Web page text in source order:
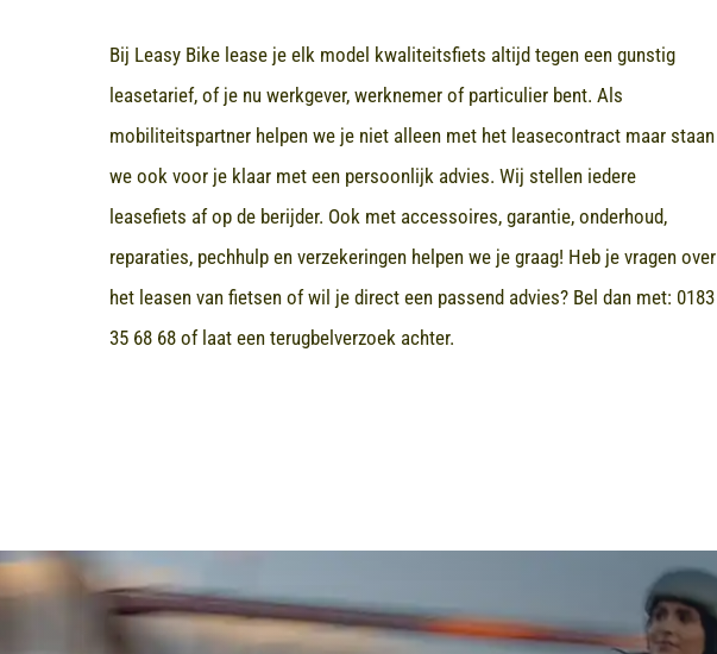
Bij Leasy Bike lease je elk model kwaliteitsfiets altijd tegen een gunstig
leasetarief, of je nu werkgever, werknemer of particulier bent. Als
mobiliteitspartner helpen we je niet alleen met het leasecontract maar staan
we ook voor je klaar met een persoonlijk advies. Wij stellen iedere
leasefiets af op de berijder. Ook met accessoires, garantie, onderhoud,
reparaties, pechhulp en verzekeringen helpen we je graag! Heb je vragen over
het leasen van fietsen of wil je direct een passend advies? Bel dan met: 0183
35 68 68of laat een terugbelverzoek achter.